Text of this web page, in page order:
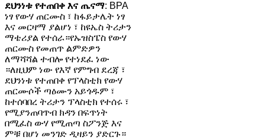
ደህንነቱ የተጠበቀ እና ጤናማ: BPA
ነፃ የውሃ ጠርሙስ ፣ ከፋይታሌት ነፃ
እና መርዛማ ያልሆነ ፣ ከዩኤስ ትሪታን
ማቴሪያል የተሰራ።የኡዝስፔስ የውሃ
ጠርሙስ የመጠጥ ልምድዎን
ለማሻሻል ተብሎ የተነደፈ ነው
።ለዚህም ነው የእኛ የምግብ ደረጃ ፣
ደህንነቱ የተጠበቀ የፕላስቲክ የውሃ
ጠርሙሶች ጣዕሙን አይጎዱም ፣
ከተሰባበረ ትሪታን ፕላስቲክ የተሰሩ ፣
የሚያንጠባጥብ ክዳን በፍጥነት
በሚፈስ ውሃ የሚጠጣ ስፖንጅ እና
ምቹ በሆነ መንገድ ዲዛይን ያድርጉ።